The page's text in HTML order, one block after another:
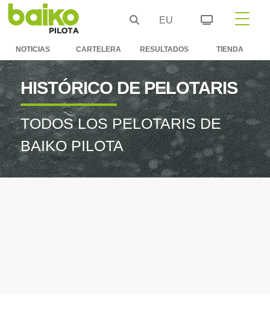
EU
NOTICIAS CARTELERA RESULTADOS TIENDA
HISTÓRICO DE PELOTARIS
TODOS LOS PELOTARIS DE
BAIKO PILOTA